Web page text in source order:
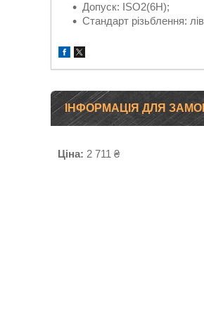
Допуск: ISO2(6H);
Стандарт різьблення:
ІНФОРМАЦІЯ ДЛЯ
Ціна: 2 711 ₴